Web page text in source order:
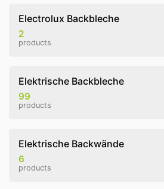
Electrolux Backbleche
2
products
Elektrische Backbleche
99
products
Elektrische Backwände
6
products